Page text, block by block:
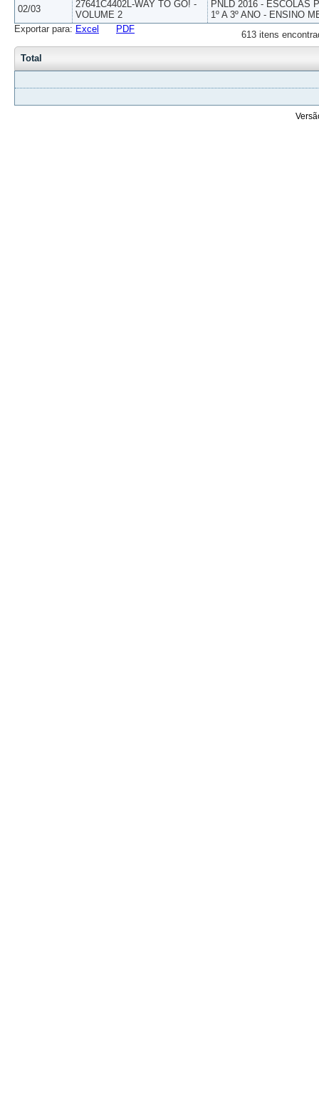
02/03
27641C4402L-WAY TO GO! -
VOLUME 2
PNLD 2016 - ESCOLAS
1º A 3º ANO - ENSINO
613 itens
Exportar para: Excel PDF
Total